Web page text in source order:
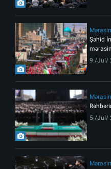
Şəhid
9 /Jul/
5 /Jul/